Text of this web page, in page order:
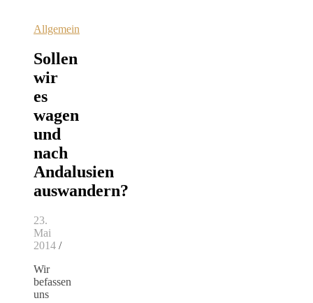
Allgemein
Sollen
wir
es
wagen
und
nach
Andalusien
auswandern?
23.
Mai
2014 /
Wir
befassen
uns